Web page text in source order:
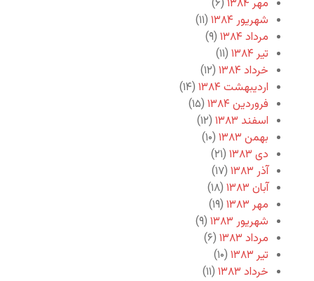
مهر ۱۳۸۴
(۶)
شهریور ۱۳۸۴
(۱۱)
مرداد ۱۳۸۴
(۹)
تیر ۱۳۸۴
(۱۱)
خرداد ۱۳۸۴
(۱۲)
اردیبهشت ۱۳۸۴
(۱۴)
فروردین ۱۳۸۴
(۱۵)
اسفند ۱۳۸۳
(۱۲)
بهمن ۱۳۸۳
(۱۰)
دی ۱۳۸۳
(۲۱)
آذر ۱۳۸۳
(۱۷)
آبان ۱۳۸۳
(۱۸)
مهر ۱۳۸۳
(۱۹)
شهریور ۱۳۸۳
(۹)
مرداد ۱۳۸۳
(۶)
تیر ۱۳۸۳
(۱۰)
خرداد ۱۳۸۳
(۱۱)